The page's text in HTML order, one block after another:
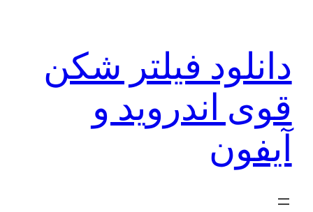
دانلود فیلتر شکن
قوی اندروید و
آیفون